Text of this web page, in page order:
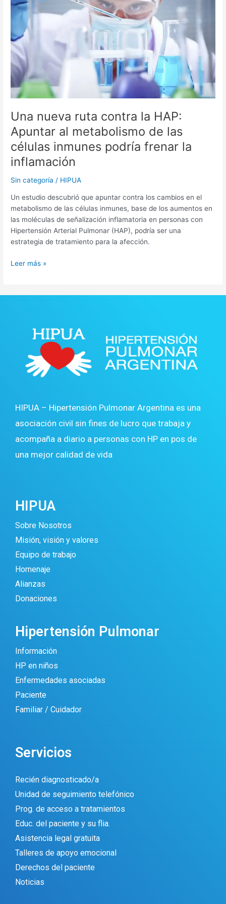
Una nueva ruta contra la HAP:
Apuntar al metabolismo de las
células inmunes podría frenar la
inflamación
Sin categoría / HIPUA
Un estudio descubrió que apuntar contra los cambios en el
metabolismo de las células inmunes, base de los aumentos en
las moléculas de señalización inflamatoria en personas con
Hipertensión Arterial Pulmonar (HAP), podría ser una
estrategia de tratamiento para la afección.
Apuntar
al
metabolismo
de
las
células
inmunes
podría
frenar
la
inflamación
Leer más »
HIPUA – Hipertensión Pulmonar Argentina es una
asociación civil sin fines de lucro que trabaja y
acompaña a diario a personas con HP en pos de
una mejor calidad de vida
HIPUA
Sobre Nosotros
Misión, visión y valores
Equipo de trabajo
Homenaje
Alianzas
Donaciones
Hipertensión Pulmonar
Información
HP en niños
Enfermedades asociadas
Paciente
Familiar / Cuidador
Servicios
Recién diagnosticado/a
Unidad de seguimiento telefónico
Prog. de acceso a tratamientos
Educ. del paciente y su flia.
Asistencia legal gratuita
Talleres de apoyo emocional
Derechos del paciente
Noticias